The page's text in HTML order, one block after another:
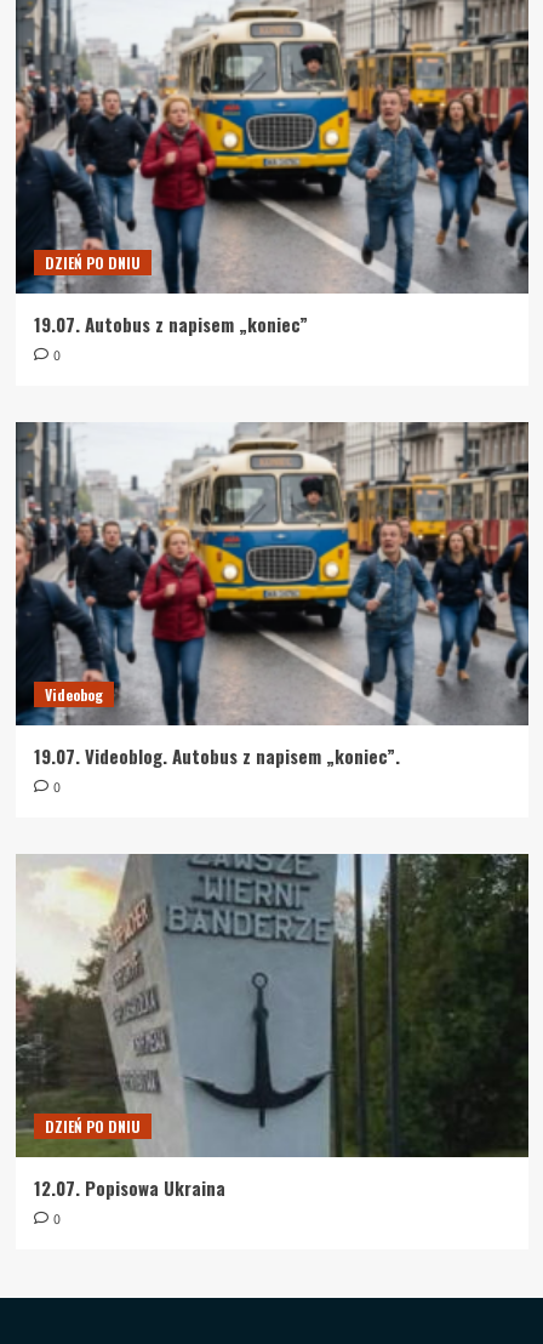
DZIEŃ PO DNIU
19.07. Autobus z napisem „koniec”
0
Videobog
19.07. Videoblog. Autobus z napisem „koniec”.
0
DZIEŃ PO DNIU
12.07. Popisowa Ukraina
0